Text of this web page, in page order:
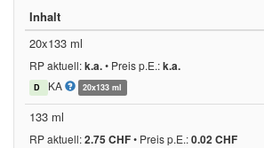
Inhalt
20x133 ml
RP aktuell:k.a.• Preis p.E.:k.a.
D KA 20x133 ml
133 ml
RP aktuell:2.75 CHF• Preis p.E.:0.02 CHF